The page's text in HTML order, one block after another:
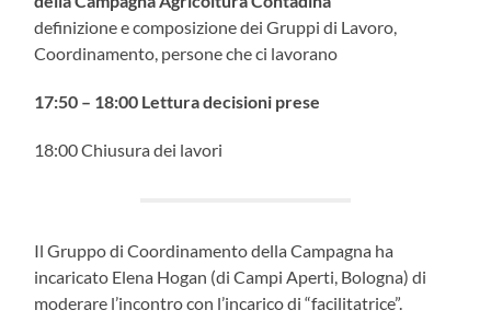
definizione e composizione dei Gruppi di Lavoro,
Coordinamento, persone che ci lavorano
17:50 – 18:00 Lettura decisioni prese
18:00 Chiusura dei lavori
Il Gruppo di Coordinamento della Campagna ha
incaricato Elena Hogan (di Campi Aperti, Bologna) di
moderare l’incontro con l’incarico di “facilitatrice”.